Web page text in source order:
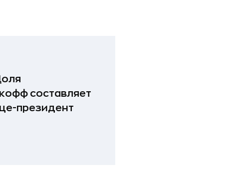
составляет
президент